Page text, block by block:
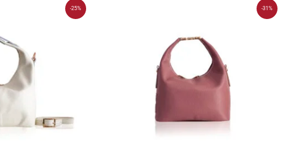
-25% -31%